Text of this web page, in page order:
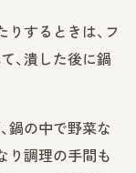
するときは、フ
、潰した後に鍋
鍋の中で野菜な
り調理の手間も